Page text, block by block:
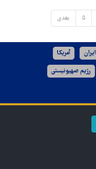
۵ بعدی
ایران آمریکا
رژیم صهیونیستی